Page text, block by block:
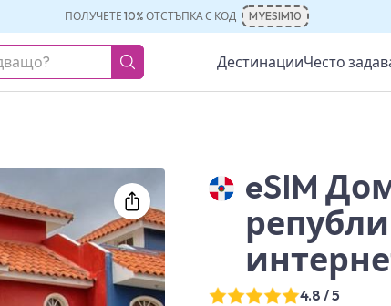
ПОЛУЧЕТЕ 10% ОТСТЪПКА С КОД MYESIM10
ДестинацииЧесто
eSIM
4.8 / 5